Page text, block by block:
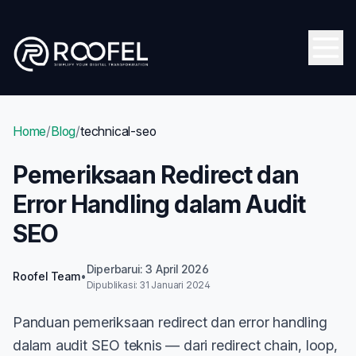
Home/Blog/technical-seo
Pemeriksaan Redirect dan
Error Handling dalam Audit
SEO
Roofel Team•
Diperbarui: 3 April 2026
Dipublikasi: 31 Januari 2024
Panduan pemeriksaan redirect dan error handling
dalam audit SEO teknis — dari redirect chain, loop,